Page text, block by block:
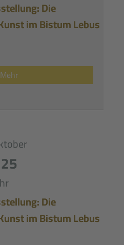
Die
im Bistum Lebus
Mehr
25
Die
im Bistum Lebus